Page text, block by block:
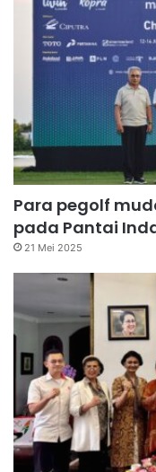
Para pegolf
pada Pantai
21 Mei 2025